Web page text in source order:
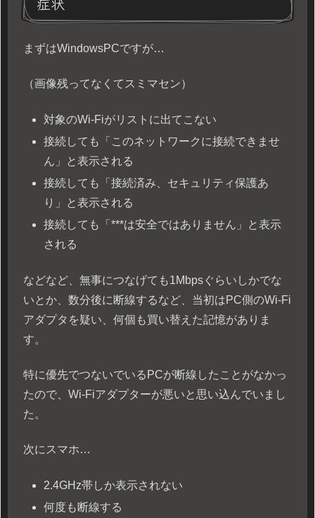
まずはWindowsPCですが…
（画像残ってなくてスミマセン）
対象のWi-Fiがリストに出てこない
接続しても「このネットワークに接続できませ
ん」と表示される
接続しても「接続済み、セキュリティ保護あ
り」と表示される
接続しても「***は安全ではありません」と表示
される
などなど、無事につなげても1Mbpsぐらいしかでな
いとか、数分後に断線するなど、当初はPC側のWi-Fi
アダプタを疑い、何個も買い替えた記憶がありま
す。
特に優先でつないでいるPCが断線したことがなかっ
たので、Wi-Fiアダプターが悪いと思い込んでいまし
た。
次にスマホ…
2.4GHz帯しか表示されない
何度も断線する